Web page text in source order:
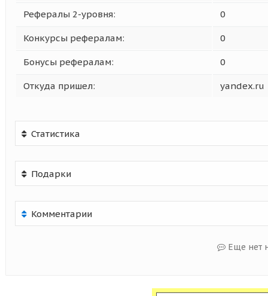
Рефералы 2-уровня: 0
Конкурсы рефералам: 0
Бонусы рефералам: 0
Откуда пришел: yandex.ru
Статистика
Подарки
Комментарии
Еще нет